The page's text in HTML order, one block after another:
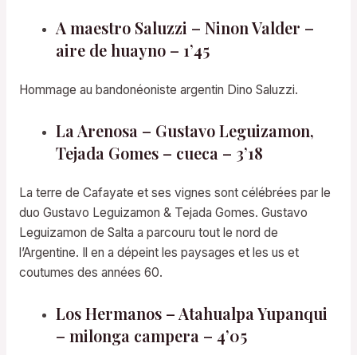
A maestro Saluzzi – Ninon Valder –
aire de huayno – 1’45
Hommage au bandonéoniste argentin Dino Saluzzi.
La Arenosa – Gustavo Leguizamon,
Tejada Gomes – cueca – 3’18
La terre de Cafayate et ses vignes sont célébrées par le
duo Gustavo Leguizamon & Tejada Gomes. Gustavo
Leguizamon de Salta a parcouru tout le nord de
l’Argentine. Il en a dépeint les paysages et les us et
coutumes des années 60.
Los Hermanos – Atahualpa Yupanqui
– milonga campera – 4’05